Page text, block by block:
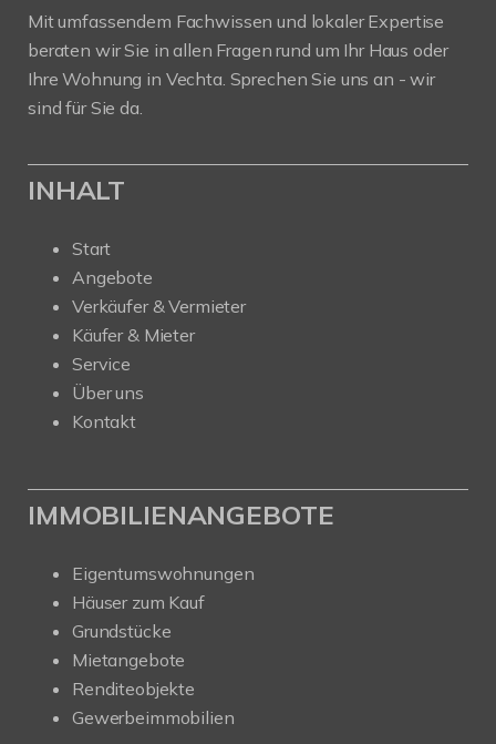
Mit umfassendem Fachwissen und lokaler Expertise
beraten wir Sie in allen Fragen rund um Ihr Haus oder
Ihre Wohnung in Vechta. Sprechen Sie uns an - wir
sind für Sie da.
INHALT
Start
Angebote
Verkäufer & Vermieter
Käufer & Mieter
Service
Über uns
Kontakt
IMMOBILIENANGEBOTE
Eigentumswohnungen
Häuser zum Kauf
Grundstücke
Mietangebote
Renditeobjekte
Gewerbeimmobilien